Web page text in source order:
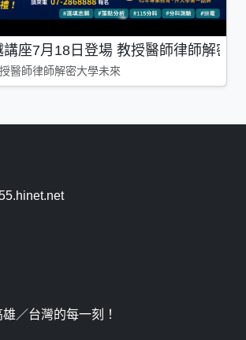
座7月18日登場 教授醫師律師解密
醫師律師解密大學未來
／台灣的每一刻！